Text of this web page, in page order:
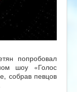
попробовал
шоу «Голос
собрав певцов